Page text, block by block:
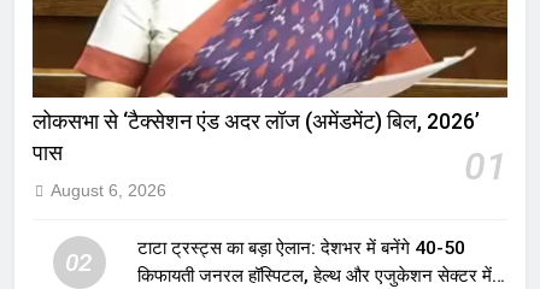
लोकसभा से ‘टैक्सेशन एंड अदर लॉज (अमेंडमेंट) बिल, 2026’
पास
01
August 6, 2026
02
टाटा ट्रस्ट्स का बड़ा ऐलान: देशभर में बनेंगे 40-50
किफायती जनरल हॉस्पिटल, हेल्थ और एजुकेशन सेक्टर में